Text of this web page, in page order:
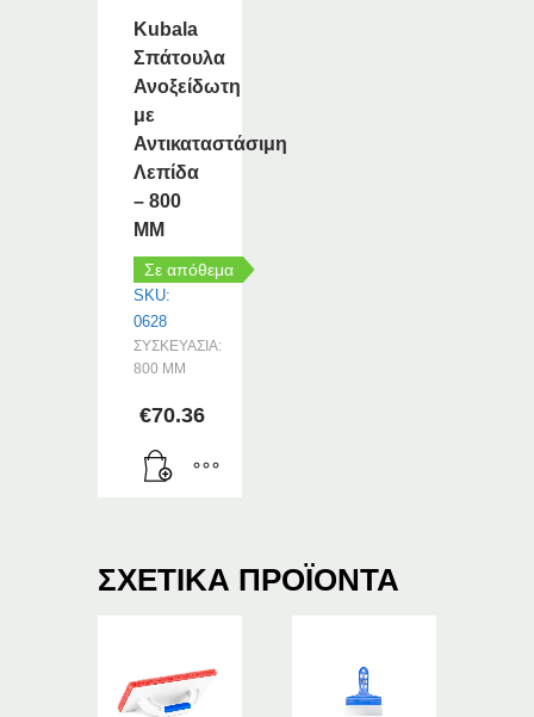
Kubala
Σπάτουλα
Ανοξείδωτη
με
Αντικαταστάσιμη
Λεπίδα
– 800
MM
Σε απόθεμα
SKU:
0628
ΣΥΣΚΕΥΑΣΙΑ:
800 MM
€70.36
ΣΧΕΤΙΚΆ ΠΡΟΪΌΝΤΑ